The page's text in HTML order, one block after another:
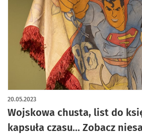
Wojskowa chusta, list do
kapsuła czasu... Zobacz
20.05.2023
artykuł z galerią zdjęć